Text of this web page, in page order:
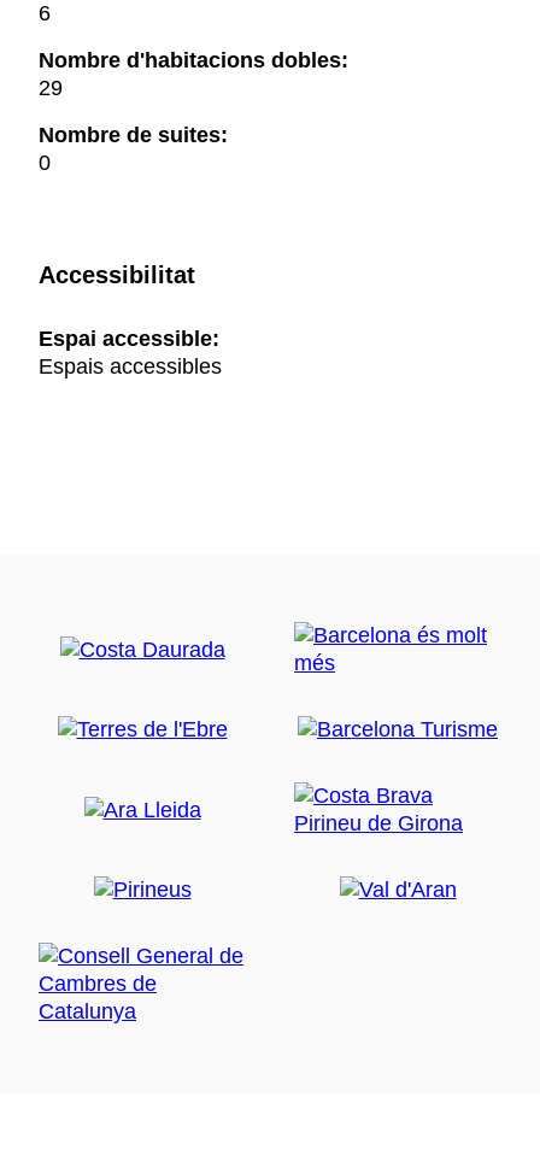
6
Nombre d'habitacions dobles:
29
Nombre de suites:
0
Accessibilitat
Espai accessible:
Espais accessibles